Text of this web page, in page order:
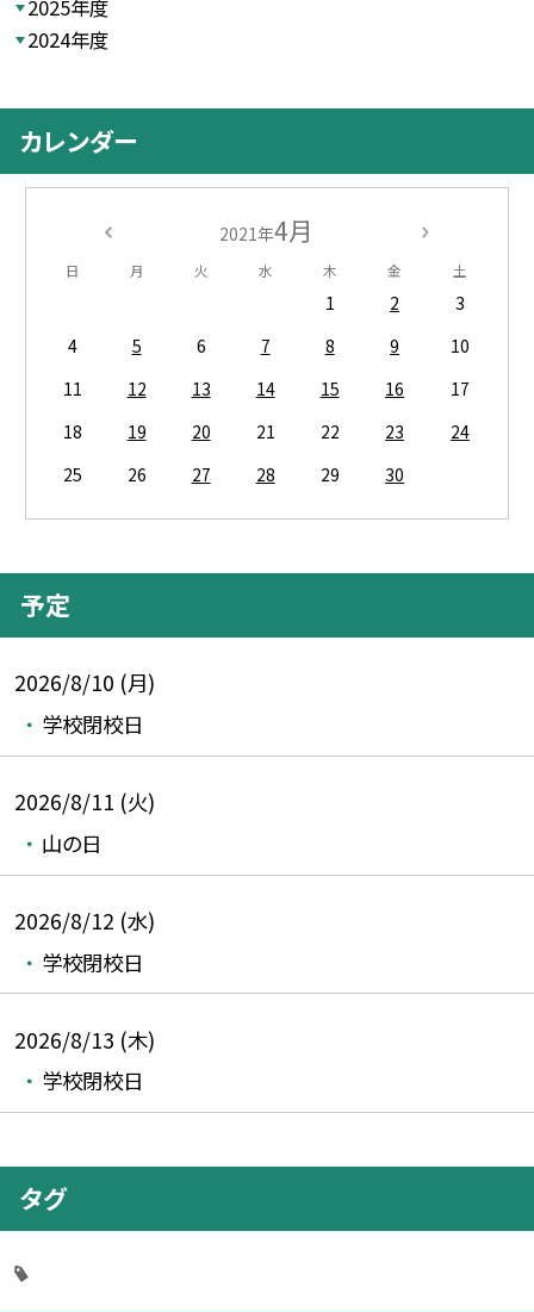
2025年度
2024年度
カレンダー
2021年4月
日 月 火 水 木 金 土
1 2
3
4
5 6 7 8 9
10
11
12 13 14 15 16
17
18
19 20 21 22 23
24
25
26 27 28 29 30
予定
2026/8/10 (月)
学校閉校日
2026/8/11 (火)
山の日
2026/8/12 (水)
学校閉校日
2026/8/13 (木)
学校閉校日
タグ